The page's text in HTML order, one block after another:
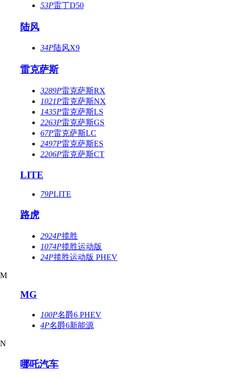
53P雷丁D50
陆风
34P陆风X9
雷克萨斯
3289P雷克萨斯RX
1021P雷克萨斯NX
1435P雷克萨斯LS
2263P雷克萨斯GS
67P雷克萨斯LC
2497P雷克萨斯ES
2206P雷克萨斯CT
LITE
79PLITE
路虎
2924P揽胜
1074P揽胜运动版
24P揽胜运动版 PHEV
M
MG
100P名爵6 PHEV
4P名爵6新能源
N
哪吒汽车